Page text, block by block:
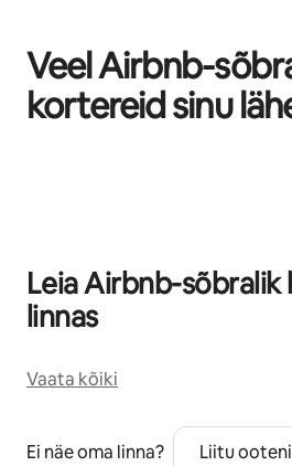
Veel Airbnb-
kortereid sinu
Leia Airbnb-
linnas
Vaata kõiki
Ei näe oma linna? Liitu